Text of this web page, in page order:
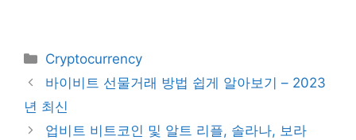
Categories
Cryptocurrency
바이비트 선물거래 방법 쉽게 알아보기 – 2023
년 최신
업비트 비트코인 및 알트 리플, 솔라나, 보라